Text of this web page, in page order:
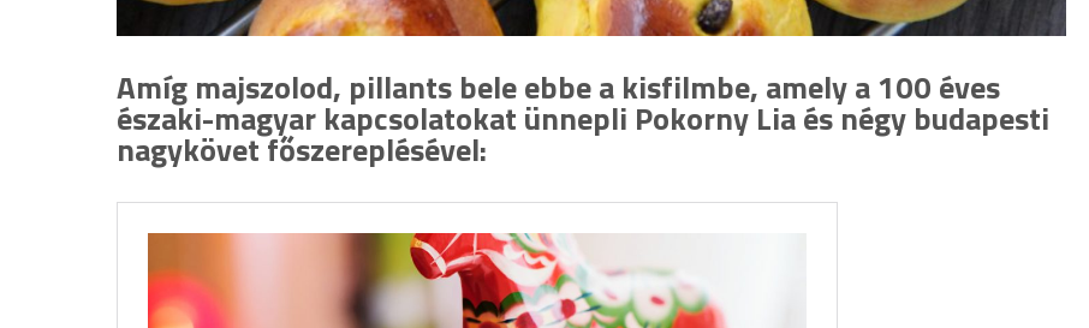
Amíg majszolod, pillants bele ebbe a kisfilmbe, amely a 100 éves
északi-magyar kapcsolatokat ünnepli Pokorny Lia és négy budapesti
nagykövet főszereplésével: